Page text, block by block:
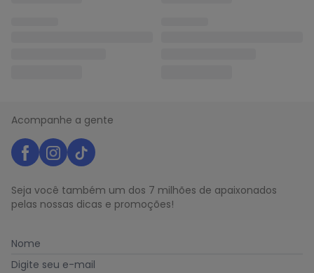
Acompanhe a gente
Seja você também um dos 7 milhões de apaixonados
pelas nossas dicas e promoções!
Nome
Digite seu e-mail